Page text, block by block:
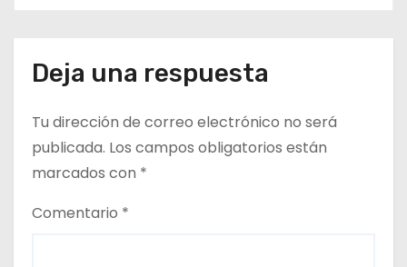
r
a
d
Deja una respuesta
Tu dirección de correo electrónico no será
publicada. Los campos obligatorios están
marcados con *
Comentario *